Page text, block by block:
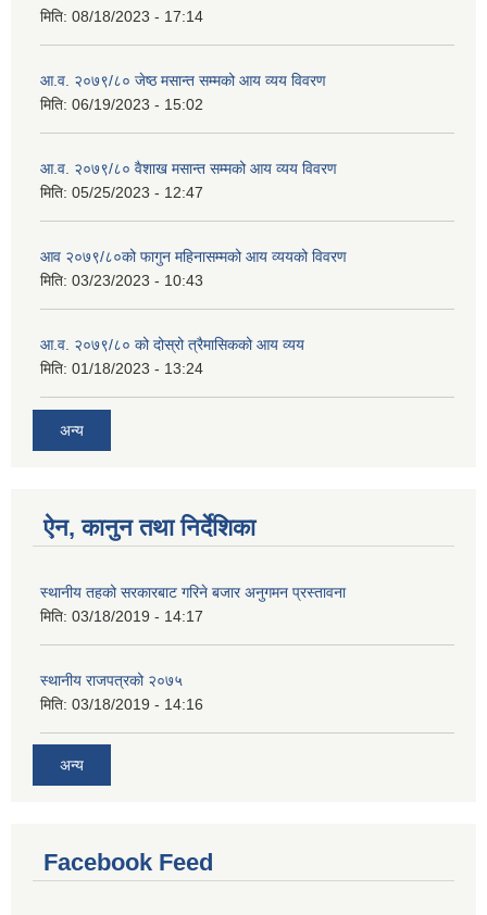
मिति: 08/18/2023 - 17:14
आ.व. २०७९/८० जेष्ठ मसान्त सम्मको आय व्यय विवरण
मिति: 06/19/2023 - 15:02
आ.व. २०७९/८० वैशाख मसान्त सम्मको आय व्यय विवरण
मिति: 05/25/2023 - 12:47
आव २०७९/८०को फागुन महिनासम्मको आय व्ययको विवरण
मिति: 03/23/2023 - 10:43
आ.व. २०७९/८० को दोस्रो त्रैमासिकको आय व्यय
मिति: 01/18/2023 - 13:24
अन्य
ऐन, कानुन तथा निर्देशिका
स्थानीय तहको सरकारबाट गरिने बजार अनुगमन प्रस्तावना
मिति: 03/18/2019 - 14:17
स्थानीय राजपत्रको २०७५
मिति: 03/18/2019 - 14:16
अन्य
Facebook Feed